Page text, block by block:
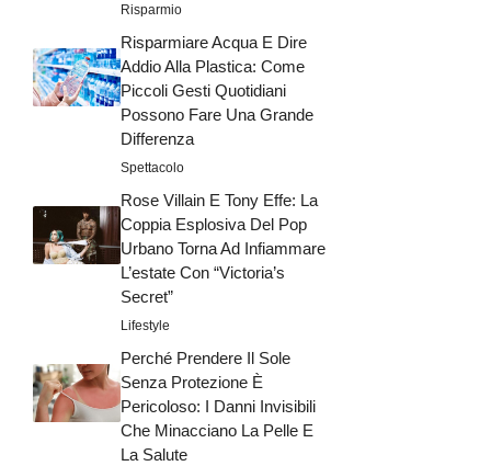
Risparmio
Risparmiare Acqua E Dire
Addio Alla Plastica: Come
Piccoli Gesti Quotidiani
Possono Fare Una Grande
Differenza
Spettacolo
Rose Villain E Tony Effe: La
Coppia Esplosiva Del Pop
Urbano Torna Ad Infiammare
L’estate Con “Victoria’s
Secret”
Lifestyle
Perché Prendere Il Sole
Senza Protezione È
Pericoloso: I Danni Invisibili
Che Minacciano La Pelle E
La Salute